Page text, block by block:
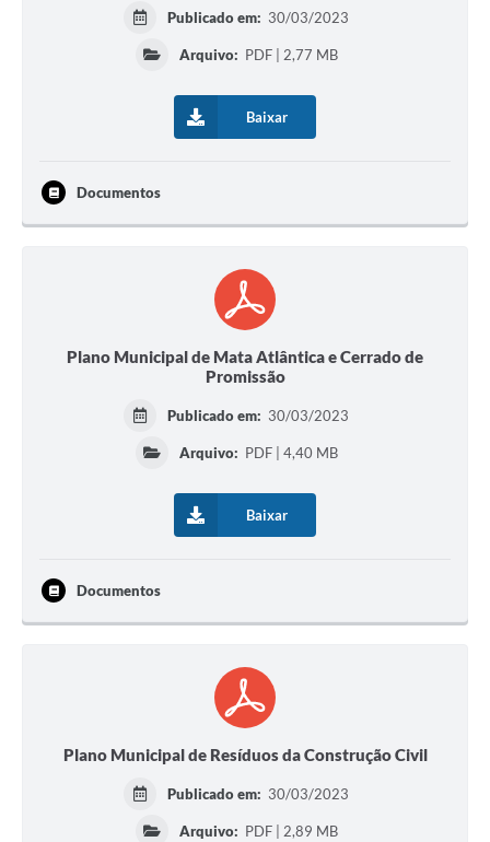
Publicado em: 30/03/2023
Arquivo: PDF | 2,77 MB
Baixar
Documentos
Plano Municipal de Mata Atlântica e Cerrado de
Promissão
Publicado em: 30/03/2023
Arquivo: PDF | 4,40 MB
Baixar
Documentos
Plano Municipal de Resíduos da Construção Civil
Publicado em: 30/03/2023
Arquivo: PDF | 2,89 MB